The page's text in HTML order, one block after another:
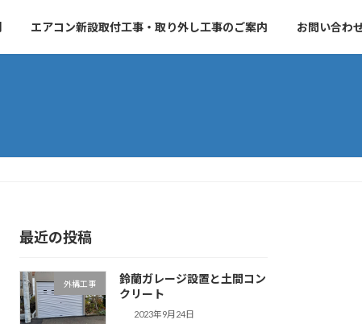
エアコン新設取付工事・取り外し工事のご案内 お問い合わ
最近の投稿
外構工事
鈴蘭ガレージ設置と土間コン
クリート
2023年9月24日